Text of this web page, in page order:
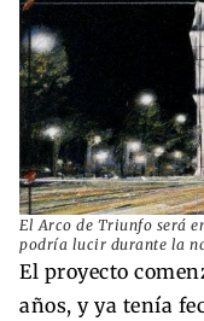
El Arco de Triunfo será
podría lucir durante la
El proyecto
años, y ya tenía